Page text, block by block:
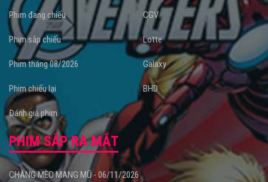
Phim đang chiếu
Phim sắp chiếu
Phim tháng 08/2026
Phim chiếu lại
Đánh giá phim
CGV
Lotte
Galaxy
BHD
PHIM SẮP RA MẮT
CHÀNG MÈO MANG MŨ - 06/11/2026